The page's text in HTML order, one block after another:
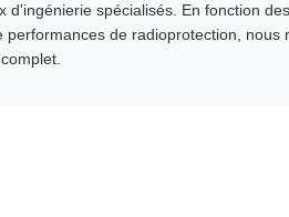
spécialisés. En fonction
de radioprotection, nous